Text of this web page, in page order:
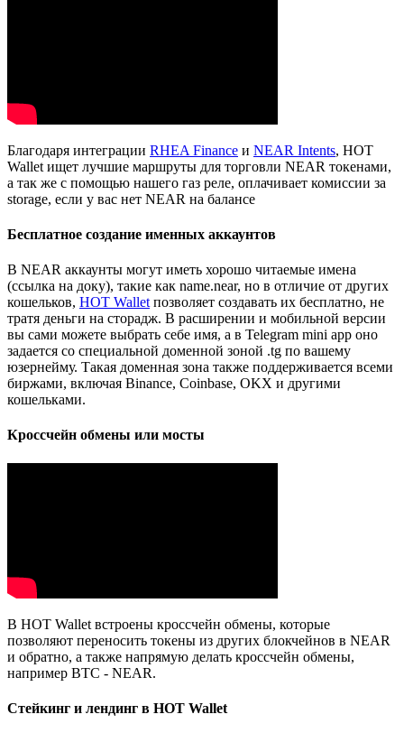
Благодаря интеграции RHEA Finance и NEAR Intents, HOT
Wallet ищет лучшие маршруты для торговли NEAR токенами,
а так же с помощью нашего газ реле, оплачивает комиссии за
storage, если у вас нет NEAR на балансе
Бесплатное создание именных аккаунтов
В NEAR аккаунты могут иметь хорошо читаемые имена
(ссылка на доку), такие как name.near, но в отличие от других
кошельков, HOT Wallet позволяет создавать их бесплатно, не
тратя деньги на сторадж. В расширении и мобильной версии
вы сами можете выбрать себе имя, а в Telegram mini app оно
задается со специальной доменной зоной .tg по вашему
юзернейму. Такая доменная зона также поддерживается всеми
биржами, включая Binance, Coinbase, OKX и другими
кошельками.
Кроссчейн обмены или мосты
В HOT Wallet встроены кроссчейн обмены, которые
позволяют переносить токены из других блокчейнов в NEAR
и обратно, а также напрямую делать кроссчейн обмены,
например BTC - NEAR.
Стейкинг и лендинг в HOT Wallet